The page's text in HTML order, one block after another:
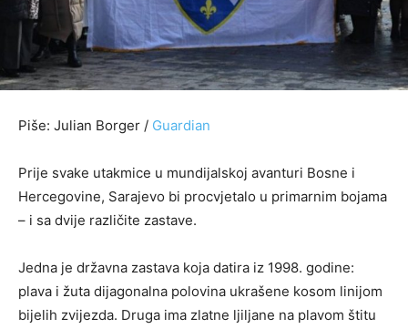
Piše: Julian Borger / Guardian
Prije svake utakmice u mundijalskoj avanturi Bosne i
Hercegovine, Sarajevo bi procvjetalo u primarnim bojama
– i sa dvije različite zastave.
Jedna je državna zastava koja datira iz 1998. godine:
plava i žuta dijagonalna polovina ukrašene kosom linijom
bijelih zvijezda. Druga ima zlatne ljiljane na plavom štitu